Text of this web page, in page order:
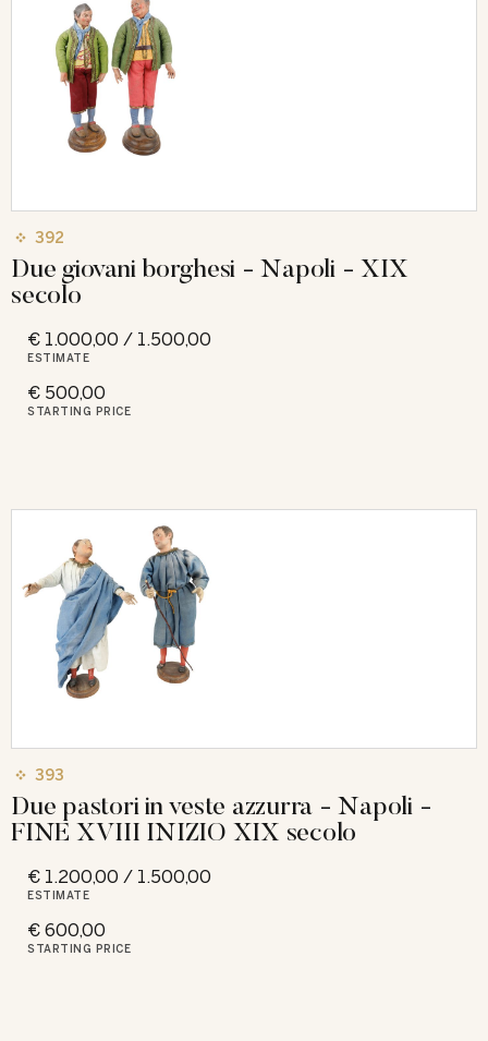
392
Due giovani borghesi - Napoli - XIX
secolo
€ 1.000,00 / 1.500,00
ESTIMATE
€ 500,00
STARTING PRICE
393
Due pastori in veste azzurra - Napoli -
FINE XVIII INIZIO XIX secolo
€ 1.200,00 / 1.500,00
ESTIMATE
€ 600,00
STARTING PRICE